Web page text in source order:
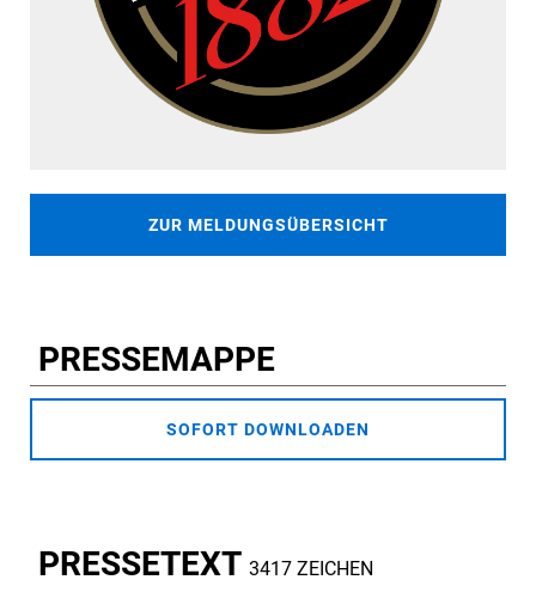
ZUR MELDUNGSÜBERSICHT
PRESSEMAPPE
SOFORT DOWNLOADEN
PRESSETEXT 3417 ZEICHEN